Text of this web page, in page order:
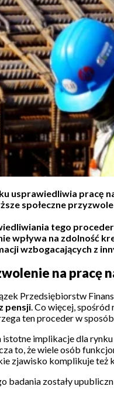
usprawiedliwia pracę
społeczne
tego
wpływa na zdolność
wzbogacających z
na pracę
Przedsiębiorstw
pensji. Co więcej, spośród
ten proceder w
implikacje dla
to, że wiele osób
zjawisko komplikuje
badania zostały